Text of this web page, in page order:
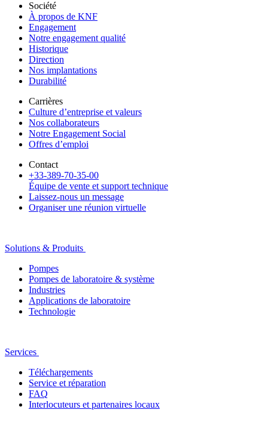
Société
À propos de KNF
Engagement
Notre engagement qualité
Historique
Direction
Nos implantations
Durabilité
Carrières
Culture d’entreprise et valeurs
Nos collaborateurs
Notre Engagement Social
Offres d’emploi
Contact
+33-389-70-35-00
Équipe de vente et support technique
Laissez-nous un message
Organiser une réunion virtuelle
Solutions & Produits
Pompes
Pompes de laboratoire & système
Industries
Applications de laboratoire
Technologie
Services
Téléchargements
Service et réparation
FAQ
Interlocuteurs et partenaires locaux